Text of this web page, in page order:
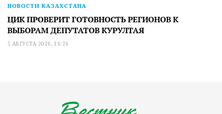
НОВОСТИ КАЗАХСТАНА
ЦИК ПРОВЕРИТ ГОТОВНОСТЬ РЕГИОНОВ К
ВЫБОРАМ ДЕПУТАТОВ КУРУЛТАЯ
5 АВГУСТА 2026, 16:26